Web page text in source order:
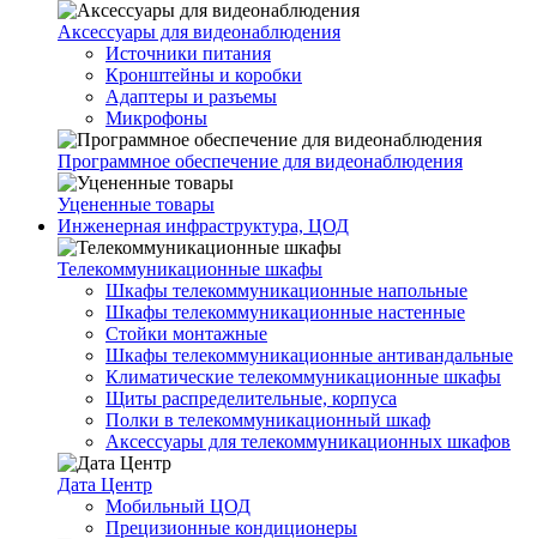
Аксессуары для видеонаблюдения
Источники питания
Кронштейны и коробки
Адаптеры и разъемы
Микрофоны
Программное обеспечение для видеонаблюдения
Уцененные товары
Инженерная инфраструктура, ЦОД
Телекоммуникационные шкафы
Шкафы телекоммуникационные напольные
Шкафы телекоммуникационные настенные
Стойки монтажные
Шкафы телекоммуникационные антивандальные
Климатические телекоммуникационные шкафы
Щиты распределительные, корпуса
Полки в телекоммуникационный шкаф
Аксессуары для телекоммуникационных шкафов
Дата Центр
Мобильный ЦОД
Прецизионные кондиционеры